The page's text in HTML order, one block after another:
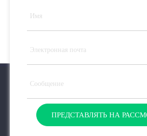
ПРЕДСТАВЛЯТЬ НА